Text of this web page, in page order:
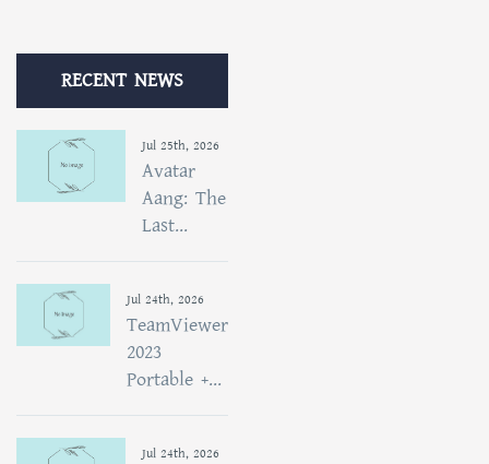
RECENT NEWS
Jul 25th, 2026
Avatar
Aang: The
Last...
Jul 24th, 2026
TeamViewer
2023
Portable +...
Jul 24th, 2026